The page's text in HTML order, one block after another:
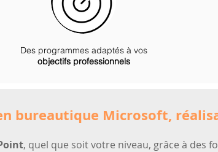
Des programmes adaptés à vos
objectifs professionnels
bureautique Microsoft,
, quel que soit votre niveau, grâce à des